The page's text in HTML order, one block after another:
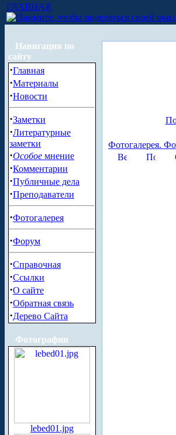
ГЛАВНАЯ
Навигация по
сайту
·Главная
·Материалы
·Новости
·Заметки
·Литературные
заметки
·Особое мнение
·Комментарии
·Публичные дела
·Преподаватели
·Фотогалерея
·Форум
·Справочная
·Ссылки
·О сайте
·Обратная связь
·Дерево Сайта
Фотографии
lebed01.jpg
Фотогалерея.